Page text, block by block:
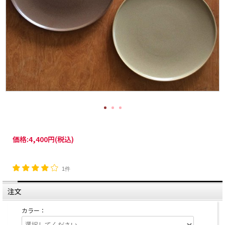
価格:4,400円(税込)
1件
注文
カラー：